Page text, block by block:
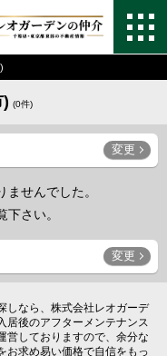
(0件)
変更
せんでした。
さい。
変更
しなら、株式会社レオガーデ
居後のアフターメンテナンス
営しておりますので、余分な
お求め易い価格で自信をもっ